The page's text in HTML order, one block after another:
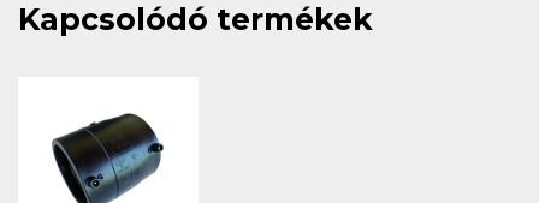
Kapcsolódó termékek